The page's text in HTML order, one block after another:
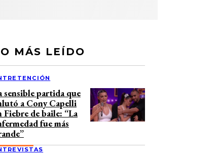
MÁS LEÍDO
sensible partida que
a Cony Capelli
Fiebre de baile: “La
fue más